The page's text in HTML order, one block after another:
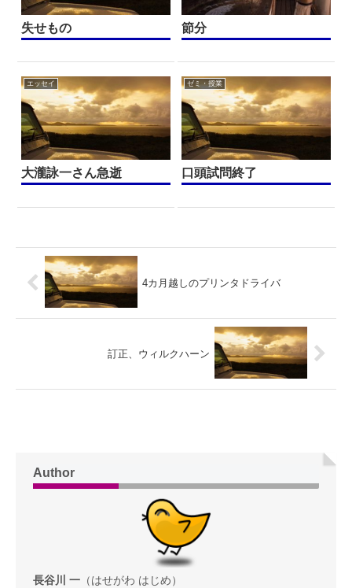
失せもの 節分
エッセイ
大瀧詠一さん急逝
ゼミ・授業
口頭試問終了
4カ月越しのプリンタドライバ
訂正、ウィルクハーン
Author
長谷川 一 （はせがわ はじめ）